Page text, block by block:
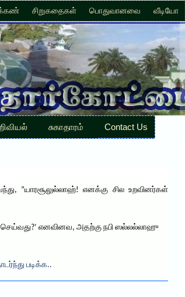
சிறுகதைகள் பொதுவானவை வீடியோ
சுகாதாரம் Contact Us
”யாரசூலுல்லாஹ்! எனக்கு சில உறவினர்கள்
எனவினவ, அதற்கு நபி ஸல்லல்லாஹு
படிக்க..